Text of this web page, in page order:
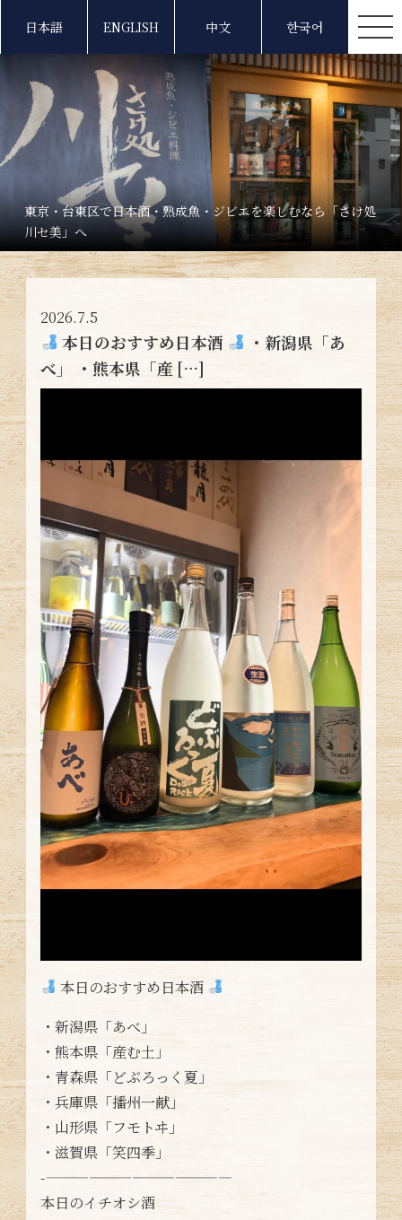
日本語 ENGLISH 中文 한국어
東京・台東区で日本酒・熟成魚・ジビエを楽しむなら「さけ処
川セ美」へ
2026.7.5
本日のおすすめ日本酒
・新潟県「あ
べ」 ・熊本県「産 […]
本日のおすすめ日本酒
・新潟県「あべ」
・熊本県「産む土」
・青森県「どぶろっく夏」
・兵庫県「播州一献」
・山形県「フモトヰ」
・滋賀県「笑四季」
-—————————————
本日のイチオシ酒